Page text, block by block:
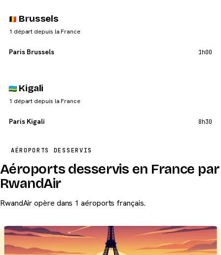
Brussels
1 départ depuis la France
Paris Brussels 1h00
Kigali
1 départ depuis la France
Paris Kigali 8h30
AÉROPORTS DESSERVIS
Aéroports desservis en France par
RwandAir
RwandAir opère dans 1 aéroports français.